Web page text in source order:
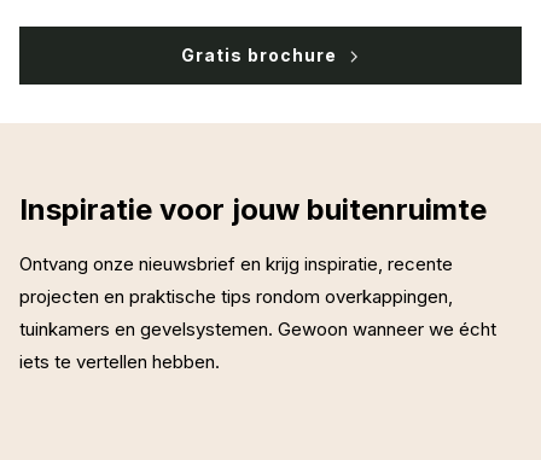
Gratis brochure
Inspiratie voor jouw buitenruimte
Ontvang onze nieuwsbrief en krijg inspiratie, recente
projecten en praktische tips rondom overkappingen,
tuinkamers en gevelsystemen. Gewoon wanneer we écht
iets te vertellen hebben.